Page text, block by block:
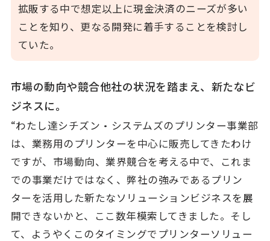
拡販する中で想定以上に現金決済のニーズが多い
ことを知り、更なる開発に着手することを検討し
ていた。
市場の動向や競合他社の状況を踏まえ、新たなビ
ジネスに。
“わたし達シチズン・システムズのプリンター事業部
は、業務用のプリンターを中心に販売してきたわけ
ですが、市場動向、業界競合を考える中で、これま
での事業だけではなく、弊社の強みであるプリン
ターを活用した新たなソリューションビジネスを展
開できないかと、ここ数年模索してきました。そし
て、ようやくこのタイミングでプリンターソリュー